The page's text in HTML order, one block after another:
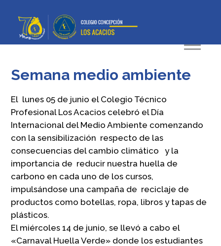
Semana medio ambiente
El lunes 05 de junio el Colegio Técnico
Profesional Los Acacios celebró el Día
Internacional del Medio Ambiente comenzando
con la sensibilización respecto de las
consecuencias del cambio climático y la
importancia de reducir nuestra huella de
carbono en cada uno de los cursos,
impulsándose una campaña de reciclaje de
productos como botellas, ropa, libros y tapas de
plásticos.
El miércoles 14 de junio, se llevó a cabo el
«Carnaval Huella Verde» donde los estudiantes